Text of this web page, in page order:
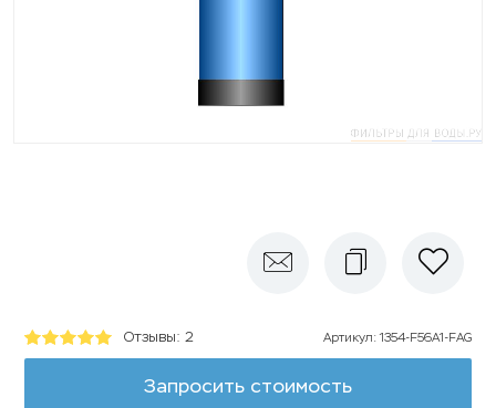
Отзывы: 2 Артикул:1354-F56A1-FAG
Запросить стоимость